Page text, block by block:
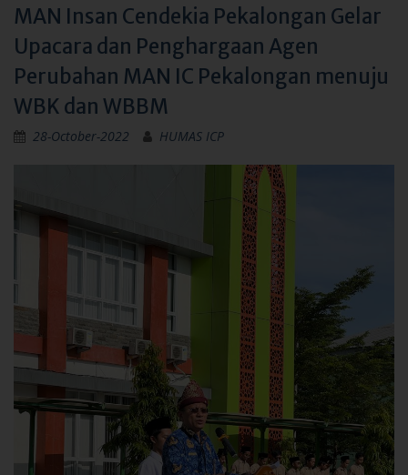
Upacara dan Penghargaan Agen
Perubahan MAN IC Pekalongan menuju
WBK dan WBBM
28-October-2022 HUMAS ICP